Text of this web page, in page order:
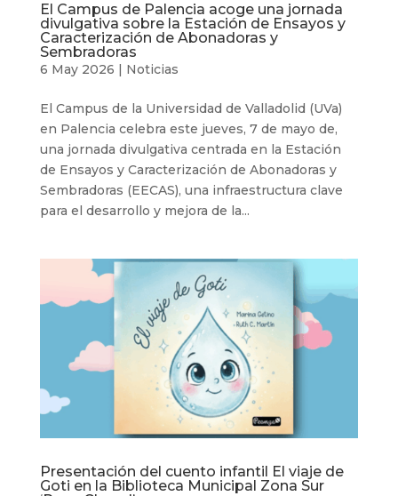
El Campus de Palencia acoge una jornada
divulgativa sobre la Estación de Ensayos y
Caracterización de Abonadoras y
Sembradoras
6 May 2026 Noticias
El Campus de la Universidad de Valladolid (UVa)
en Palencia celebra este jueves, 7 de mayo de,
una jornada divulgativa centrada en la Estación
de Ensayos y Caracterización de Abonadoras y
Sembradoras (EECAS), una infraestructura clave
para el desarrollo y mejora de la...
Presentación del cuento infantil El viaje de
Goti en la Biblioteca Municipal Zona Sur